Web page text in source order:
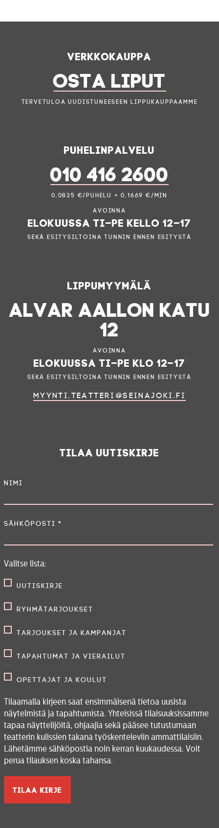
Verkkokauppa
OSTA LIPUT
Tervetuloa uudistuneeseen lippukauppaamme
Puhelinpalvelu
010 416 2600
0,0835 €/puhelu + 0,1669 €/min
Avoinna
elokuussa ti–pe kello 12–17
sekä esitysiltoina tunnin ennen esitystä
Lippumyymälä
ALVAR AALLON KATU
12
Avoinna
elokuussa ti–pe klo 12–17
sekä esitysiltoina tunnin ennen esitystä
myynti.teatteri@seinajoki.fi
Tilaa uutiskirje
Nimi
Sähköposti *
Valitse lista:
Uutiskirje
Ryhmätarjoukset
Tarjoukset ja kampanjat
Tapahtumat ja vierailut
Opettajat ja koulut
Tilaamalla kirjeen saat ensimmäisenä tietoa uusista
näytelmistä ja tapahtumista. Yhteisissä tilaisuuksissamme
tapaa näyttelijöitä, ohjaajia sekä pääsee tutustumaan
teatterin kulissien takana työskenteleviin ammattilaisiin.
Lähetämme sähköpostia noin kerran kuukaudessa. Voit
perua tilauksen koska tahansa.